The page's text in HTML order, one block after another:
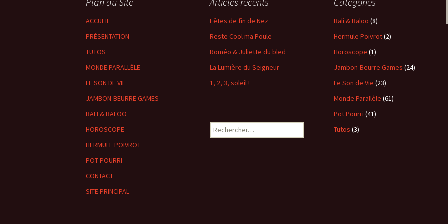
ACCUEIL
PRÉSENTATION
TUTOS
MONDE PARALLÈLE
LE SON DE VIE
JAMBON-BEURRE GAMES
BALI & BALOO
HOROSCOPE
HERMULE POIVROT
POT POURRI
CONTACT
SITE PRINCIPAL
Fêtes de fin de Nez
Reste Cool ma Poule
Roméo & Juliette du bled
La Lumière du Seigneur
1, 2, 3, soleil !
Bali & Baloo (8)
Hermule Poivrot(2)
Horoscope (1)
Jambon-Beurre Games (24)
Le Son de Vie (23)
Monde Parallèle (61)
Pot Pourri (41)
Tutos (3)
Rechercher :